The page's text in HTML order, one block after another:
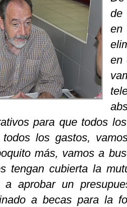
de
en
para que todos
los gastos,
más, vamos a
tengan cubierta la
a aprobar un
a becas para la